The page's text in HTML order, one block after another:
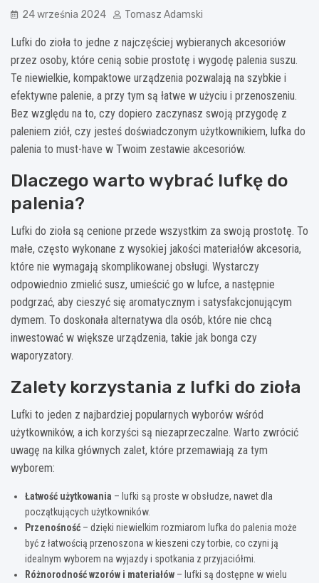
24 września 2024 Tomasz Adamski
Lufki do zioła to jedne z najczęściej wybieranych akcesoriów
przez osoby, które cenią sobie prostotę i wygodę palenia suszu.
Te niewielkie, kompaktowe urządzenia pozwalają na szybkie i
efektywne palenie, a przy tym są łatwe w użyciu i przenoszeniu.
Bez względu na to, czy dopiero zaczynasz swoją przygodę z
paleniem ziół, czy jesteś doświadczonym użytkownikiem, lufka do
palenia to must-have w Twoim zestawie akcesoriów.
Dlaczego warto wybrać lufkę do
palenia?
Lufki do zioła są cenione przede wszystkim za swoją prostotę. To
małe, często wykonane z wysokiej jakości materiałów akcesoria,
które nie wymagają skomplikowanej obsługi. Wystarczy
odpowiednio zmielić susz, umieścić go w lufce, a następnie
podgrzać, aby cieszyć się aromatycznym i satysfakcjonującym
dymem. To doskonała alternatywa dla osób, które nie chcą
inwestować w większe urządzenia, takie jak bonga czy
waporyzatory.
Zalety korzystania z lufki do zioła
Lufki to jeden z najbardziej popularnych wyborów wśród
użytkowników, a ich korzyści są niezaprzeczalne. Warto zwrócić
uwagę na kilka głównych zalet, które przemawiają za tym
wyborem:
Łatwość użytkowania – lufki są proste w obsłudze, nawet dla
początkujących użytkowników.
Przenośność – dzięki niewielkim rozmiarom lufka do palenia może
być z łatwością przenoszona w kieszeni czy torbie, co czyni ją
idealnym wyborem na wyjazdy i spotkania z przyjaciółmi.
Różnorodność wzorów i materiałów – lufki są dostępne w wielu